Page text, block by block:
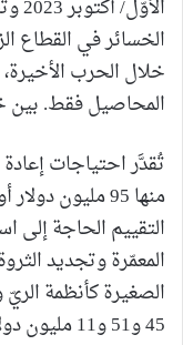
المحاصيل فقط. بين
التقييم الحاجة إلى
المعمّرة وتجديد
الصغيرة كأنظمة
45 و51 و11 مليون دولار على التوالي.